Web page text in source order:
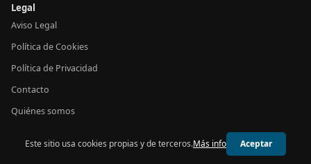
Legal
Aviso Legal
Política de Cookies
Política de Privacidad
Contacto
Quiénes somos
© 2026 24h Andalucía
Este sitio usa cookies propias y de terceros.Más info Aceptar